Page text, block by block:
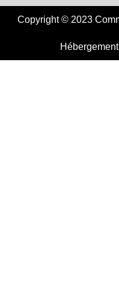
Copyright © 2023
Hébergement